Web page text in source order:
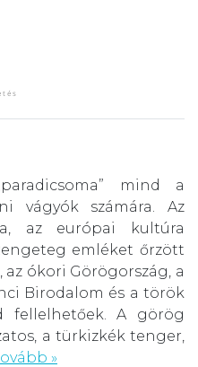
mind a
vágyók számára. Az
az európai kultúra
emléket őrzött
az ókori Görögország, a
Birodalom és a török
fellelhetőek. A görög
a türkizkék tenger,
»